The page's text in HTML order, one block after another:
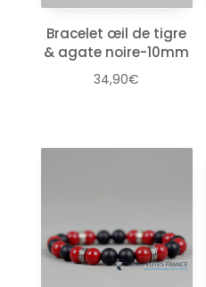
Bracelet œil de tigre
& agate noire-10mm
34,90€